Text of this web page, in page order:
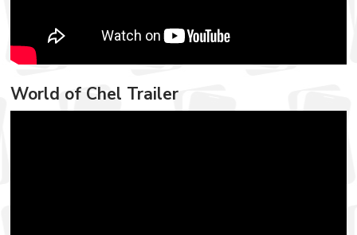
World of Chel Trailer